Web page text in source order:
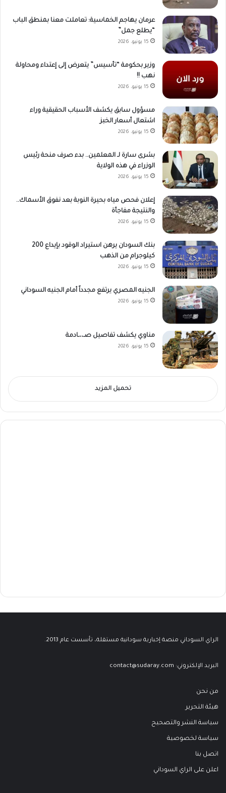
عرمان يهاجم الخماسية: تعاملت معنا بمنطق الباب
“يطلع جمل”
15 يونيو، 2026
وزير بحكومة “تأسيس” يتعرض إلى إعتداء ومحاولة
نهب !!
15 يونيو، 2026
مسؤول سابق يكشف الأسباب الحقيقية وراء
اشتعال أسعار الخبز
15 يونيو، 2026
بشرى سارة لـ المعلمين.. بدء صرف منحة رئيس
الوزراء في هذه الولاية
15 يونيو، 2026
إعلان فحص مياه بحيرة النوبة بعد نفوق الأسماك..
والنتيجة مفاجأة
15 يونيو، 2026
بنك السودان يرهن استيراد الوقود بإيداع 200
كيلوجرام من الذهب
15 يونيو، 2026
الجنيه المصري يرتفع مجدداً أمام الجنيه السوداني
15 يونيو، 2026
مناوي يكشف تفاصيل صـ،،ـادمة
15 يونيو، 2026
تحميل المزيد
الراي السوداني منصة إخبارية سودانية مستقلة، تأسست عام 2013.
البريد الإلكتروني: contact@sudaray.com
من نحن
هيئة التحرير
سياسة النشر والتصحيح
سياسة لخصوصية
اتصل بنا
اعلن على الراي السوداني